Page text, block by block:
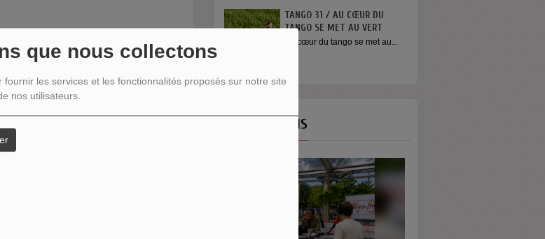
que nous collectons
fournir les services et les fonctionnalités proposés sur notre site
nos utilisateurs.
TANGO 31 / AU CŒUR DU
TANGO SE MET AU VERT
Au cœur du tango se met au...
NOS ÉMISSIONS